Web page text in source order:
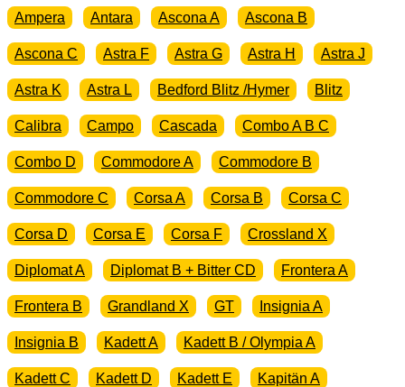
Ampera Antara Ascona A Ascona B
Ascona C Astra F Astra G Astra H Astra J
Astra K Astra L Bedford Blitz /Hymer Blitz
Calibra Campo Cascada Combo A B C
Combo D Commodore A Commodore B
Commodore C Corsa A Corsa B Corsa C
Corsa D Corsa E Corsa F Crossland X
Diplomat A Diplomat B + Bitter CD Frontera A
Frontera B Grandland X GT Insignia A
Insignia B Kadett A Kadett B / Olympia A
Kadett C Kadett D Kadett E Kapitän A